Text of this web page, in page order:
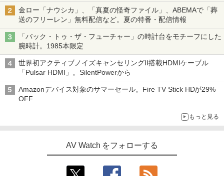
金ロー「ナウシカ」、「真夏の怪奇ファイル」、ABEMAで「葬
送のフリーレン」無料配信など。夏の特番・配信情報
「バック・トゥ・ザ・フューチャー」の時計台をモチーフにした
腕時計。1985本限定
世界初アクティブノイズキャンセリングII搭載HDMIケーブル
「Pulsar HDMI」。SilentPowerから
Amazonデバイス対象のサマーセール。Fire TV Stick HDが29%
OFF
もっと見る
AV Watch をフォローする